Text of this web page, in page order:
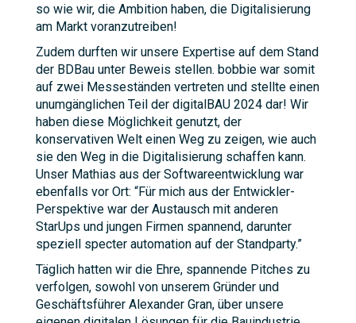
so wie wir, die Ambition haben, die Digitalisierung
am Markt voranzutreiben!
Zudem durften wir unsere Expertise auf dem Stand
der BDBau unter Beweis stellen. bobbie war somit
auf zwei Messeständen vertreten und stellte einen
unumgänglichen Teil der digitalBAU 2024 dar! Wir
haben diese Möglichkeit genutzt, der
konservativen Welt einen Weg zu zeigen, wie auch
sie den Weg in die Digitalisierung schaffen kann.
Unser Mathias aus der Softwareentwicklung war
ebenfalls vor Ort: “Für mich aus der Entwickler-
Perspektive war der Austausch mit anderen
StarUps und jungen Firmen spannend, darunter
speziell specter automation auf der Standparty.”
Täglich hatten wir die Ehre, spannende Pitches zu
verfolgen, sowohl von unserem Gründer und
Geschäftsführer Alexander Gran, über unsere